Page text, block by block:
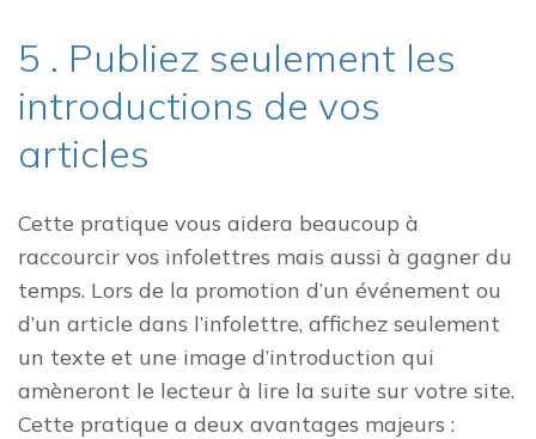
5 . Publiez seulement les
introductions de vos
articles
Cette pratique vous aidera beaucoup à
raccourcir vos infolettres mais aussi à gagner du
temps. Lors de la promotion d’un événement ou
d’un article dans l’infolettre, affichez seulement
un texte et une image d’introduction qui
amèneront le lecteur à lire la suite sur votre site.
Cette pratique a deux avantages majeurs :